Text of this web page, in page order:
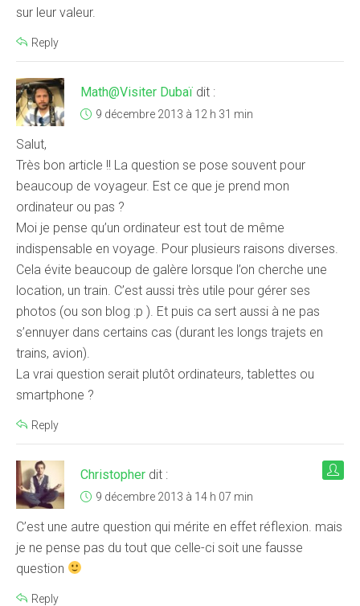
sur leur valeur.
Reply
Math@Visiter Dubaï dit :
9 décembre 2013 à 12 h 31 min
Salut,
Très bon article !! La question se pose souvent pour
beaucoup de voyageur. Est ce que je prend mon
ordinateur ou pas ?
Moi je pense qu’un ordinateur est tout de même
indispensable en voyage. Pour plusieurs raisons diverses.
Cela évite beaucoup de galère lorsque l’on cherche une
location, un train. C’est aussi très utile pour gérer ses
photos (ou son blog :p ). Et puis ca sert aussi à ne pas
s’ennuyer dans certains cas (durant les longs trajets en
trains, avion).
La vrai question serait plutôt ordinateurs, tablettes ou
smartphone ?
Reply
Christopher dit :
9 décembre 2013 à 14 h 07 min
C’est une autre question qui mérite en effet réflexion. mais
je ne pense pas du tout que celle-ci soit une fausse
question
Reply